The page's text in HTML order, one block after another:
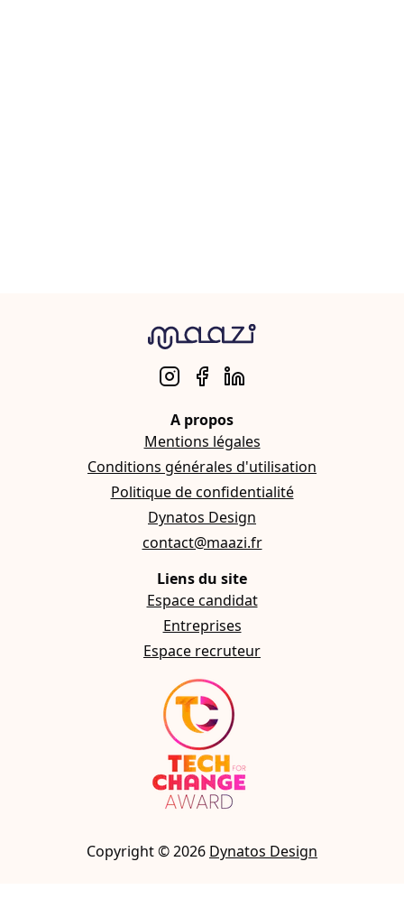
A propos
Mentions légales
Conditions générales d'utilisation
Politique de confidentialité
Dynatos Design
contact@maazi.fr
Liens du site
Espace candidat
Entreprises
Espace recruteur
Copyright ©2026 Dynatos Design